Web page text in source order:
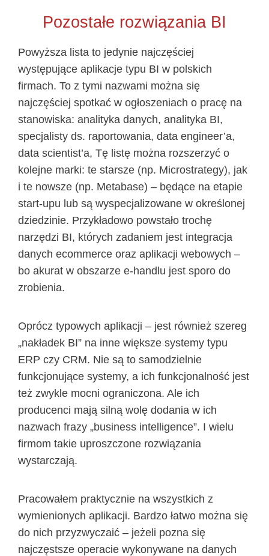
Pozostałe rozwiązania BI
Powyższa lista to jedynie najczęściej
występujące aplikacje typu BI w polskich
firmach. To z tymi nazwami można się
najczęściej spotkać w ogłoszeniach o pracę na
stanowiska: analityka danych, analityka BI,
specjalisty ds. raportowania, data engineer’a,
data scientist’a, Tę listę można rozszerzyć o
kolejne marki: te starsze (np. Microstrategy), jak
i te nowsze (np. Metabase) – będące na etapie
start-upu lub są wyspecjalizowane w określonej
dziedzinie. Przykładowo powstało trochę
narzędzi BI, których zadaniem jest integracja
danych ecommerce oraz aplikacji webowych –
bo akurat w obszarze e-handlu jest sporo do
zrobienia.
Oprócz typowych aplikacji – jest również szereg
„nakładek BI” na inne większe systemy typu
ERP czy CRM. Nie są to samodzielnie
funkcjonujące systemy, a ich funkcjonalność jest
też zwykle mocni ograniczona. Ale ich
producenci mają silną wolę dodania w ich
nazwach frazy „business intelligence”. I wielu
firmom takie uproszczone rozwiązania
wystarczają.
Pracowałem praktycznie na wszystkich z
wymienionych aplikacji. Bardzo łatwo można się
do nich przyzwyczaić – jeżeli pozna się
najczęstsze operacie wykonywane na danych